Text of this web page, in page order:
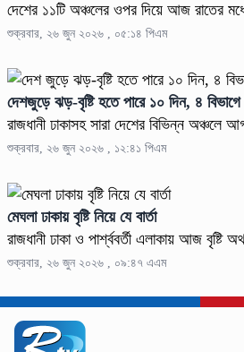
দেশের ১১টি অঞ্চলের ওপর দিয়ে আজ রাতের
শুক্রবার, ২৬ জুন ২০২৬ , ০৫:১৪ পিএম
দেশজুড়ে ঝড়-বৃষ্টি হতে পারে ১০ দিন, ৪
রাজধানী ঢাকাসহ সারা দেশের বিভিন্ন অঞ্চলে
শুক্রবার, ২৬ জুন ২০২৬ , ১২:৪১ পিএম
মেঘলা ঢাকায় বৃষ্টি নিয়ে যে বার্তা
রাজধানী ঢাকা ও পার্শ্ববর্তী এলাকায় আজ বৃষ্টি
শুক্রবার, ২৬ জুন ২০২৬ , ০৯:৪৭ এএম